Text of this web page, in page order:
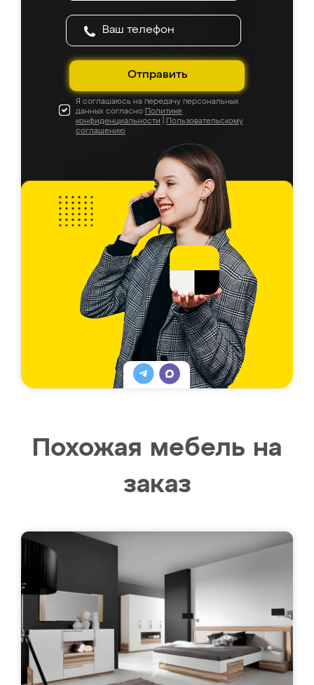
Отправить
Я соглашаюсь на передачу персональных
данных согласно Политике
конфиденциальности
Пользовательскому
соглашению
Похожая мебель на
заказ